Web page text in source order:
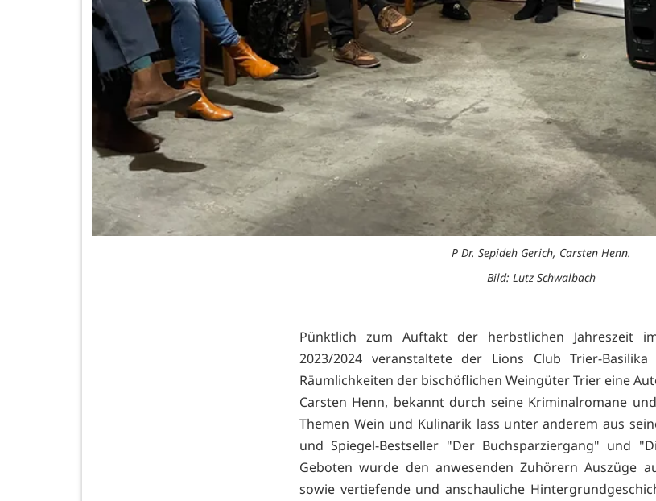
P Dr. Sepideh Gerich, Carsten Henn.
Bild: Lutz Schwalbach
Pünktlich zum Auftakt der herbstlichen Jahreszeit
2023/2024 veranstaltete der Lions Club Trier-
Räumlichkeiten der bischöflichen Weingüter Trier eine
Carsten Henn, bekannt durch seine Kriminalromane
Themen Wein und Kulinarik lass unter anderem aus
und Spiegel-Bestseller "Der Buchsparziergang" und
Geboten wurde den anwesenden Zuhörern Auszüge
sowie vertiefende und anschauliche